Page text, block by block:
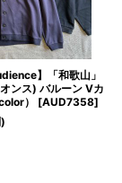
】「和歌山」
ンス) バルーン Vカ
）
[AUD7358]